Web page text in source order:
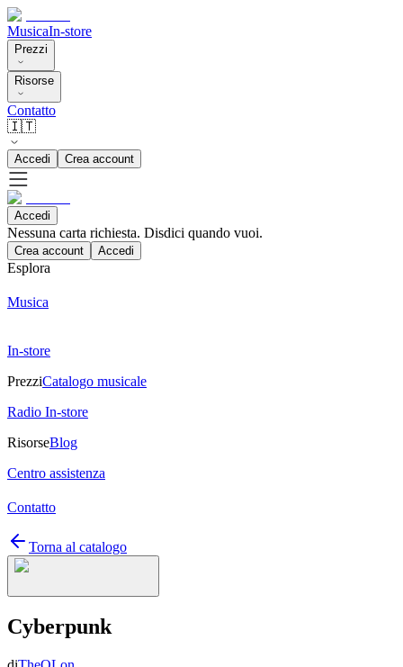
MusicaIn-store
Prezzi
Risorse
Contatto
🇮🇹
Accedi Crea account
Accedi
Nessuna carta richiesta. Disdici quando vuoi.
Crea account Accedi
Esplora
Musica
In-store
PrezziCatalogo musicale
Radio In-store
RisorseBlog
Centro assistenza
Contatto
Torna al catalogo
Cyberpunk